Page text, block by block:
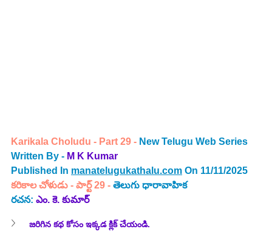
Karikala Choludu - Part 29 - New Telugu Web Series
Written By - M K Kumar
Published In manatelugukathalu.com On 11/11/2025
కరికాల చోళుడు - పార్ట్ 29 - తెలుగు ధారావాహిక
రచన: ఎం. కె. కుమార్
జరిగిన కథ కోసం ఇక్కడ క్లిక్ చేయండి.